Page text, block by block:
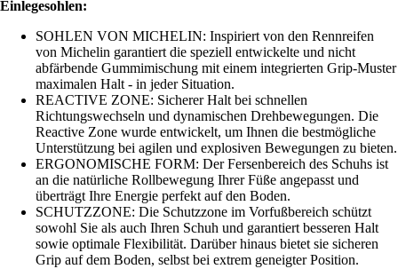
Einlegesohlen:
SOHLEN VON MICHELIN: Inspiriert von den Rennreifen
von Michelin garantiert die speziell entwickelte und nicht
abfärbende Gummimischung mit einem integrierten Grip-Muster
maximalen Halt - in jeder Situation.
REACTIVE ZONE: Sicherer Halt bei schnellen
Richtungswechseln und dynamischen Drehbewegungen. Die
Reactive Zone wurde entwickelt, um Ihnen die bestmögliche
Unterstützung bei agilen und explosiven Bewegungen zu bieten.
ERGONOMISCHE FORM: Der Fersenbereich des Schuhs ist
an die natürliche Rollbewegung Ihrer Füße angepasst und
überträgt Ihre Energie perfekt auf den Boden.
SCHUTZZONE: Die Schutzzone im Vorfußbereich schützt
sowohl Sie als auch Ihren Schuh und garantiert besseren Halt
sowie optimale Flexibilität. Darüber hinaus bietet sie sicheren
Grip auf dem Boden, selbst bei extrem geneigter Position.